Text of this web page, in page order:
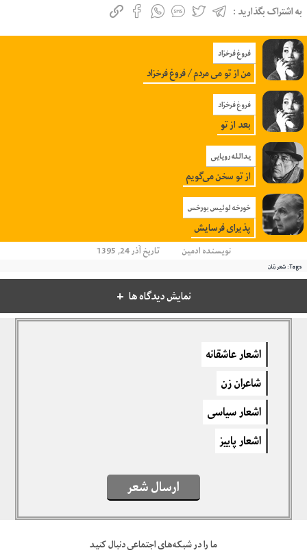
به اشتراک بگذارید :
فروغ فرخزاد
من از تو می مردم / فروغ فرخزاد
فروغ فرخزاد
بعد از تو
یدالله رویایی
از تو سخن می‌گویم
خورخه لوئیس بورخس
پذیرای فرسایش
نویسندهادمین تاریخ آذر 24, 1395
Tags: شعر زنان
نمایش دیدگاه ها
دیدگاهتان را بنویسید
برای نوشتن دیدگاه باید
اشعار عاشقانه
شاعران زن
اشعار سیاسی
اشعار پاییز
ارسال شعر
ما را در شبکه‌های اجتماعی دنبال کنید